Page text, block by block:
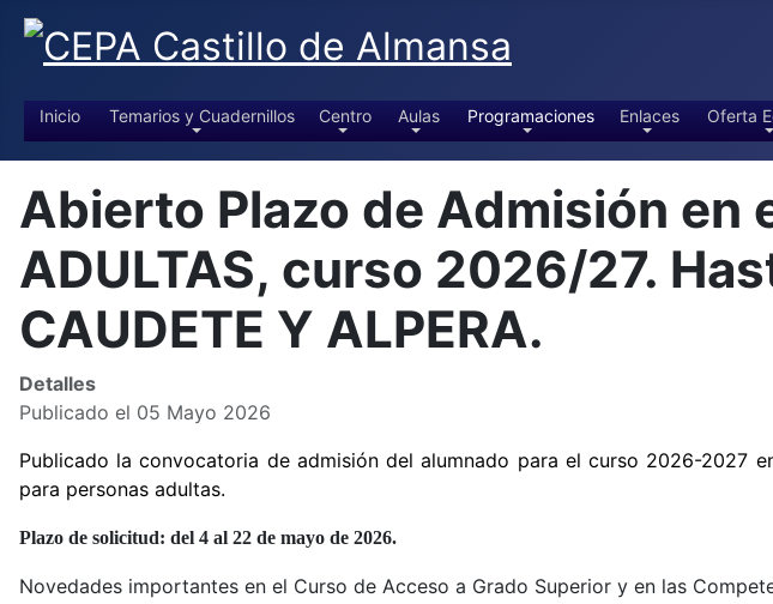
Inicio Temarios y Cuadernillos Centro Aulas Programaciones Enlaces Oferta
Abierto Plazo de Admisión en
ADULTAS, curso 2026/27.
CAUDETE Y ALPERA.
Detalles
Publicado el 05 Mayo 2026
Publicado la convocatoria de admisión del alumnado para el curso 2026-2027
para personas adultas.
Plazo de solicitud: del 4 al 22 de mayo de 2026.
Novedades importantes en el Curso de Acceso a Grado Superior y en las